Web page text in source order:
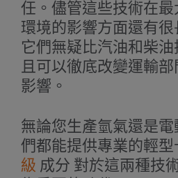
任。儘管這些技術在
環境的影響方面還有
它們無疑比汽油和柴
且可以徹底改變運輸
影響。
無論您生產氫氣還是
們都能提供專業的輕型
級 成分 對於這兩種技